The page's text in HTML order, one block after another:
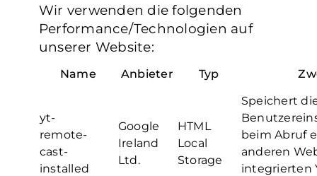
Wir verwenden die folgenden
Performance/Technologien auf
unserer Website:
Name Anbieter Typ
yt-
remote-
cast-
installed
Google
Ireland
Ltd.
HTML
Local
Storage
Speichert
beim Abruf
anderen
integrierten